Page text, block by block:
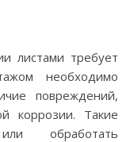
листами требует
необходимо
повреждений,
коррозии. Такие
обработать